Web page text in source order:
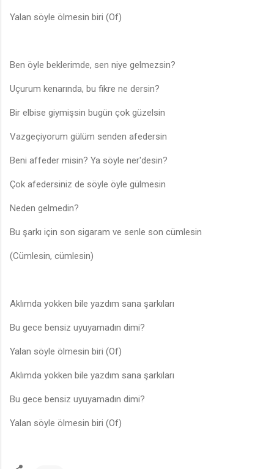
Yalan söyle ölmesin biri (Of)
Ben öyle beklerimde, sen niye gelmezsin?
Uçurum kenarında, bu fikre ne dersin?
Bir elbise giymişsin bugün çok güzelsin
Vazgeçiyorum gülüm senden afedersin
Beni affeder misin? Ya söyle ner'desin?
Çok afedersiniz de söyle öyle gülmesin
Neden gelmedin?
Bu şarkı için son sigaram ve senle son cümlesin
(Cümlesin, cümlesin)
Aklımda yokken bile yazdım sana şarkıları
Bu gece bensiz uyuyamadın dimi?
Yalan söyle ölmesin biri (Of)
Aklımda yokken bile yazdım sana şarkıları
Bu gece bensiz uyuyamadın dimi?
Yalan söyle ölmesin biri (Of)